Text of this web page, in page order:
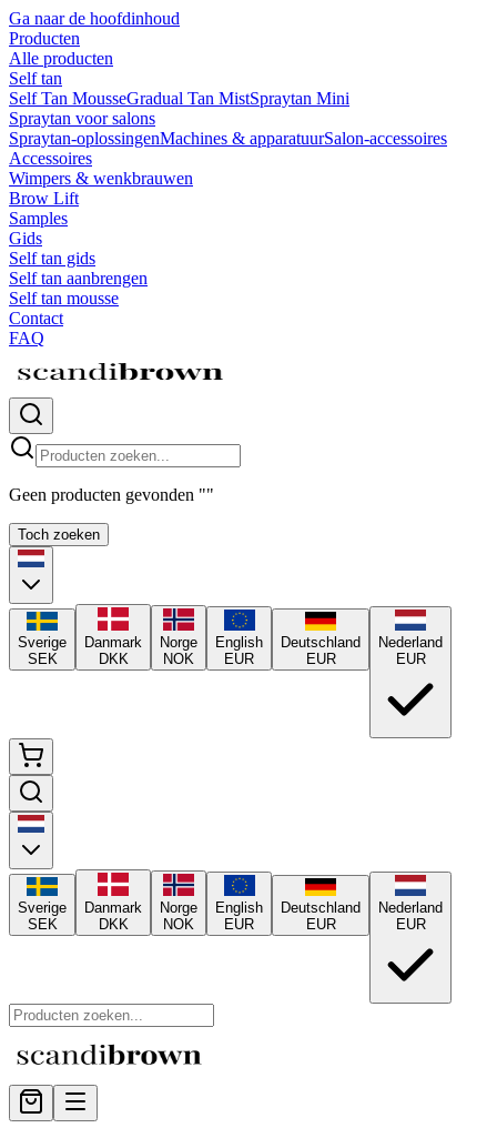
Ga naar de hoofdinhoud
Producten
Alle producten
Self tan
Self Tan MousseGradual Tan MistSpraytan Mini
Spraytan voor salons
Spraytan-oplossingenMachines & apparatuurSalon-accessoires
Accessoires
Wimpers & wenkbrauwen
Brow Lift
Samples
Gids
Self tan gids
Self tan aanbrengen
Self tan mousse
Contact
FAQ
Geen producten gevonden ""
Toch zoeken
Sverige
SEK
Danmark
DKK
Norge
NOK
English
EUR
Deutschland
EUR
Nederland
EUR
Sverige
SEK
Danmark
DKK
Norge
NOK
English
EUR
Deutschland
EUR
Nederland
EUR